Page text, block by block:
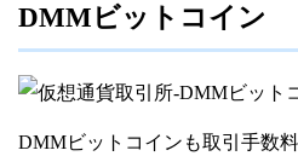
DMMビットコイン
DMMビットコインも取引手数